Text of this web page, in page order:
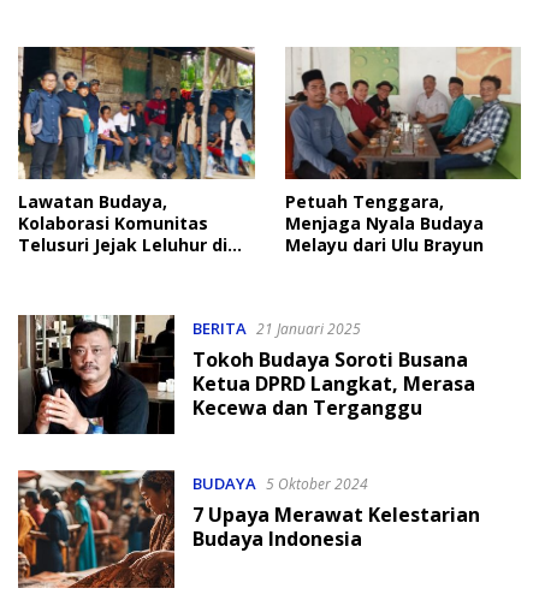
Lawatan Budaya,
Kolaborasi Komunitas
Telusuri Jejak Leluhur di
Petuah Tenggara,
Menjaga Nyala Budaya
Melayu dari Ulu Brayun
BERITA 21 Januari 2025
Tokoh Budaya Soroti Busana
Ketua DPRD Langkat, Merasa
Kecewa dan Terganggu
BUDAYA 5 Oktober 2024
7 Upaya Merawat Kelestarian
Budaya Indonesia